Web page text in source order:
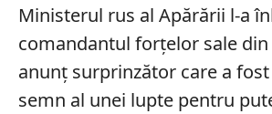
Ministerul rus al Apărării l-a
comandantul forțelor sale din
anunț surprinzător care a
semn al unei lupte pentru